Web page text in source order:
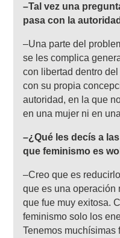
–Tal vez una
pasa con la
–Una parte del
se les complica
con libertad dentro
con su propia
autoridad, en la que
en una mujer ni en
–¿Qué les decís a
que feminismo es
–Creo que es
que es una operación
que fue muy exitosa.
feminismo solo los
Tenemos muchísimas